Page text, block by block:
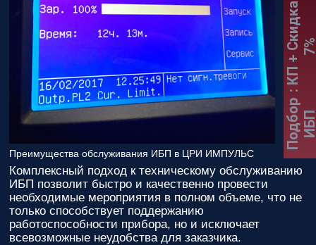
Преимущества обслуживания ИБП в ЦРИ ИМПУЛЬС
Комплексный подход к техническому обслуживанию
ИБП позволит быстро и качественно провести
необходимые мероприятия в полном объеме, что не
только способствует поддержанию
работоспособности прибора, но и исключает
всевозможные неудобства для заказчика.
Подбор
:
К
П
+
С
к
и
д
к
а
7